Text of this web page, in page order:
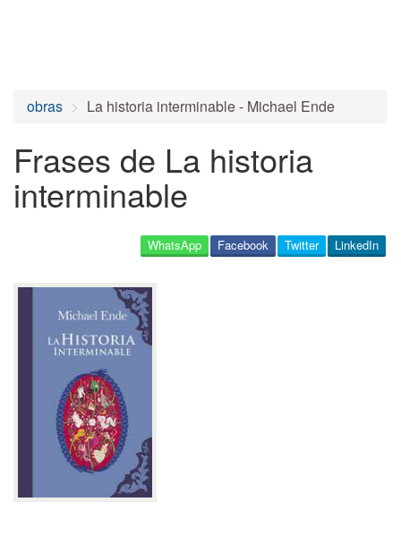
obras La historia interminable - Michael Ende
Frases de La historia
interminable
LinkedIn
Twitter
Facebook
WhatsApp